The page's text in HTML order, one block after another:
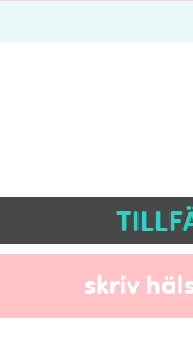
skriv